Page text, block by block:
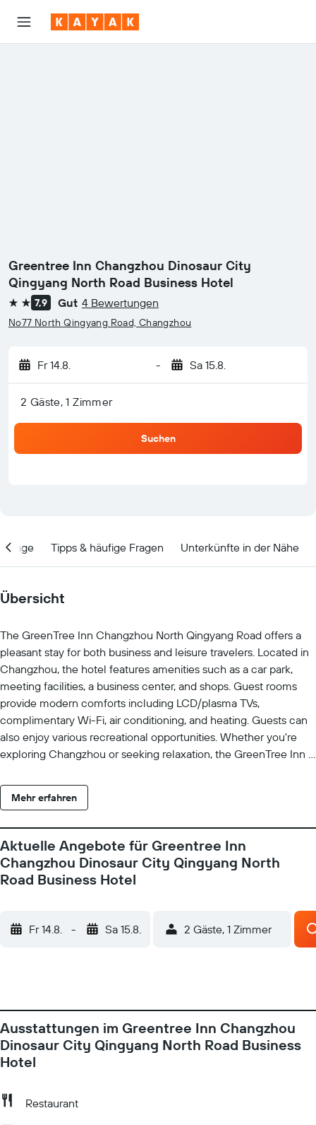
Greentree Inn Changzhou Dinosaur City
Qingyang North Road Business Hotel
2 Sterne
7,9 Gut 4 Bewertungen
No77 North Qingyang Road, Changzhou
Fr 14.8. - Sa 15.8.
2 Gäste, 1 Zimmer
Suchen
Lage Tipps & häufige Fragen Unterkünfte in der Nähe
Übersicht
The GreenTree Inn Changzhou North Qingyang Road offers a
pleasant stay for both business and leisure travelers. Located in
Changzhou, the hotel features amenities such as a car park,
meeting facilities, a business center, and shops. Guest rooms
provide modern comforts including LCD/plasma TVs,
complimentary Wi-Fi, air conditioning, and heating. Guests can
also enjoy various recreational opportunities. Whether you're
exploring Changzhou or seeking relaxation, the GreenTree Inn is
Mehr erfahren
Aktuelle Angebote für Greentree Inn
Changzhou Dinosaur City Qingyang North
Road Business Hotel
Fr 14.8. - Sa 15.8. 2 Gäste, 1 Zimmer
Ausstattungen im Greentree Inn Changzhou
Dinosaur City Qingyang North Road Business
Hotel
Restaurant